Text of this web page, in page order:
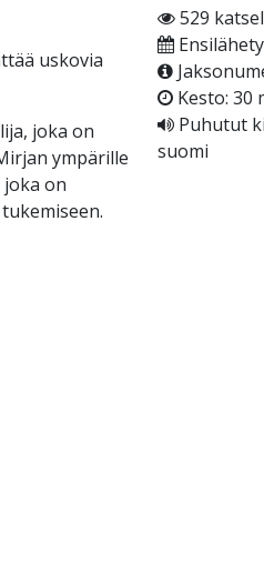
uskovia
joka on
ympärille
on
529
Kesto: 30
Puhutut
suomi